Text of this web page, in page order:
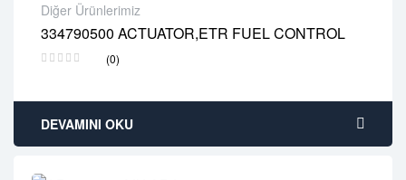
Diğer Ürünlerimiz
334790500 ACTUATOR,ETR FUEL CONTROL
(0)
2 years warranty
Delivery time: 1-2 business days
DEVAMINI OKU